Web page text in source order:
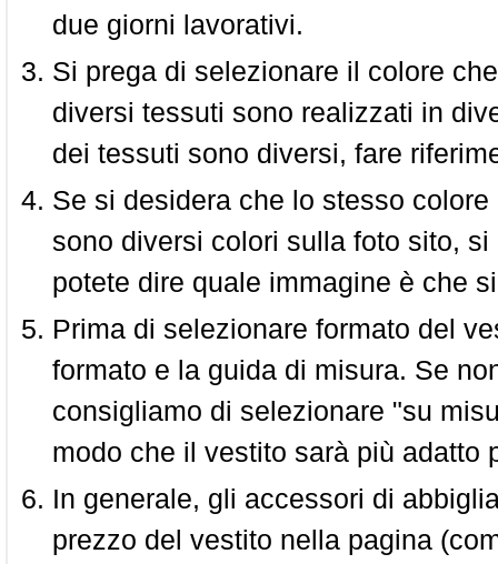
due giorni lavorativi.
Si prega di selezionare il colore
diversi tessuti sono realizzati in
dei tessuti sono diversi, fare
Se si desidera che lo stesso
sono diversi colori sulla foto sito,
potete dire quale immagine è che
Prima di selezionare formato del
formato e la guida di misura. Se
consigliamo di selezionare "su
modo che il vestito sarà più adatto
In generale, gli accessori di
prezzo del vestito nella pagina